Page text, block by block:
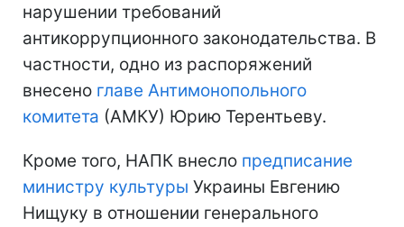
нарушении требований
антикоррупционного законодательства. В
частности, одно из распоряжений
внесено главе Антимонопольного
комитета (АМКУ) Юрию Терентьеву.
Кроме того, НАПК внесло предписание
министру культуры Украины Евгению
Нищуку в отношении генерального